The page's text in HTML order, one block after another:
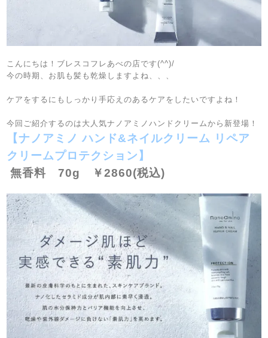
こんにちは！ブレスコフレあべの店です(^^)/
今の時期、お肌も髪も乾燥しますよね、、、
ケアをするにもしっかり手応えのあるケアをしたいですよね！
今回ご紹介するのは大人気ナノアミノハンドクリームから新登場！
【ナノアミノ ハンド&ネイルクリーム リペア
クリームプロテクション】
無香料 70g ￥2860(税込)